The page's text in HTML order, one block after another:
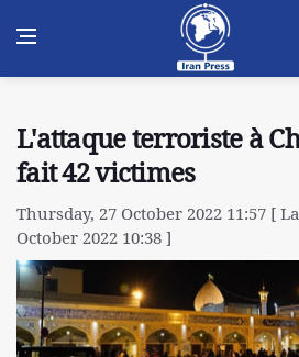
L'attaque terroriste à
fait 42 victimes
Thursday, 27 October 2022 11:57 [
October 2022 10:38 ]